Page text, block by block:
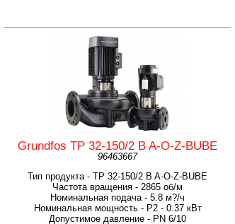
Grundfos TP 32-150/2 B A-O-Z-BUBE
96463667
Тип продукта - TP 32-150/2 B A-O-Z-BUBE
Частота вращения - 2865 об/м
Номинальная подача - 5.8 м?/ч
Номинальная мощность - P2 - 0.37 кВт
Допустимое давление - PN 6/10